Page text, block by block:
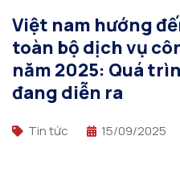
Việt nam hướng
toàn bộ dịch vụ
năm 2025: Quá
đang diễn ra
Tin tức 15/09/2025